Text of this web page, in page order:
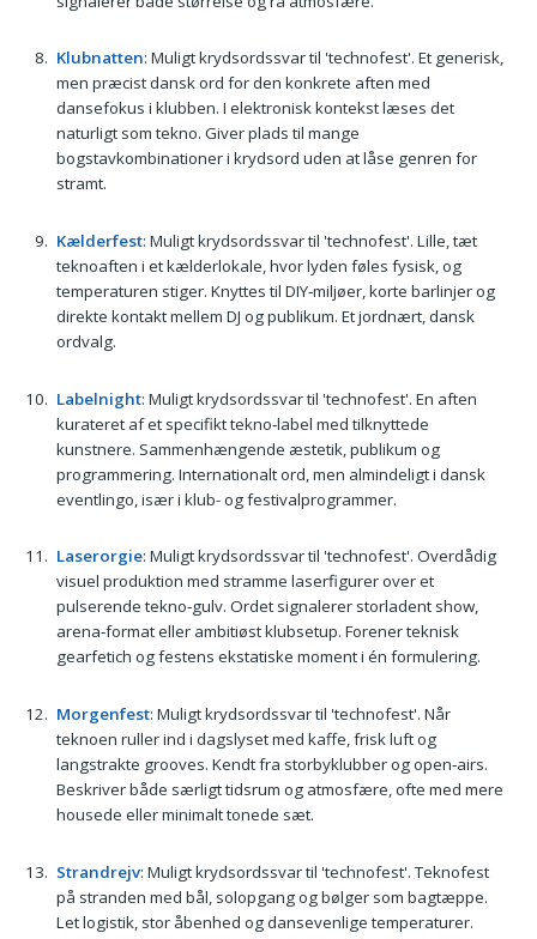
Klubnatten: Muligt krydsordssvar til 'technofest'. Et generisk,
men præcist dansk ord for den konkrete aften med
dansefokus i klubben. I elektronisk kontekst læses det
naturligt som tekno. Giver plads til mange
bogstavkombinationer i krydsord uden at låse genren for
stramt.
Kælderfest: Muligt krydsordssvar til 'technofest'. Lille, tæt
teknoaften i et kælderlokale, hvor lyden føles fysisk, og
temperaturen stiger. Knyttes til DIY‑miljøer, korte barlinjer og
direkte kontakt mellem DJ og publikum. Et jordnært, dansk
ordvalg.
Labelnight: Muligt krydsordssvar til 'technofest'. En aften
kurateret af et specifikt tekno‑label med tilknyttede
kunstnere. Sammenhængende æstetik, publikum og
programmering. Internationalt ord, men almindeligt i dansk
eventlingo, især i klub- og festivalprogrammer.
Laserorgie: Muligt krydsordssvar til 'technofest'. Overdådig
visuel produktion med stramme laserfigurer over et
pulserende tekno‑gulv. Ordet signalerer storladent show,
arena‑format eller ambitiøst klubsetup. Forener teknisk
gearfetich og festens ekstatiske moment i én formulering.
Morgenfest: Muligt krydsordssvar til 'technofest'. Når
teknoen ruller ind i dagslyset med kaffe, frisk luft og
langstrakte grooves. Kendt fra storbyklubber og open‑airs.
Beskriver både særligt tidsrum og atmosfære, ofte med mere
housede eller minimalt tonede sæt.
Strandrejv: Muligt krydsordssvar til 'technofest'. Teknofest
på stranden med bål, solopgang og bølger som bagtæppe.
Let logistik, stor åbenhed og dansevenlige temperaturer.